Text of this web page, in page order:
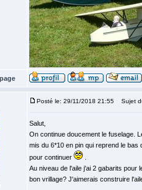
Posté le: 29/11/2018 21:55 Sujet
Salut,
On continue doucement le fuselage.
mis du 6*10 en pin qui reprend le
pour continuer
Au niveau de l'aile j'ai 2 gabarits pour
bon vrillage? J'aimerais construire